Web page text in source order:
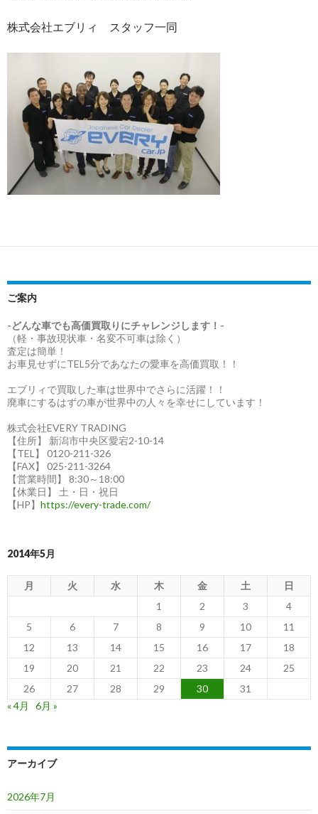
株式会社エブリィ スタッフ一同
ご案内
-どんな車でも高価買取りにチャレンジします！-
（軽・事故現状車・名変不可車は除く）
査定は簡単！
お車見せずにTEL5分であなたの愛車を高価買取！！
エブリィで買取した車は世界中でさらに活躍！！
廃車にするはずの車が世界中の人々を幸せにしています！
株式会社EVERY TRADING
【住所】 新潟市中央区愛宕2-10-14
【TEL】 0120-211-326
【FAX】 025-211-3264
【営業時間】 8:30～18:00
【休業日】 土・日・祝日
【HP】 https://every-trade.com/
2014年5月
月 火 水 木 金 土
日
1
2 3
4
5
6 7 8 9 10
11
12
13 14 15 16 17
18
19
20 21 22 23 24
25
26
27 28 29 30
31
« 4月
6月 »
アーカイブ
2026年7月